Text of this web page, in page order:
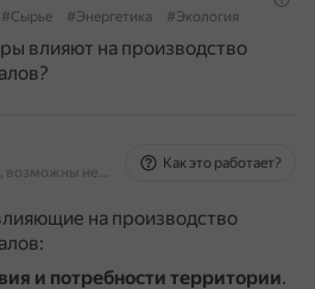
#Сырье #Энергетика #Экология
влияют на производство
На основе источников, возможны неточности
Как это работает?
на производство
и потребности территории.